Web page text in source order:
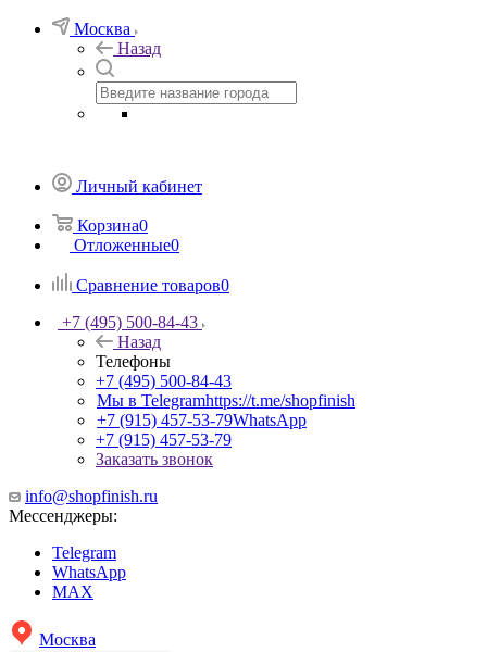
Москва
Назад
Личный кабинет
Корзина0
Отложенные0
Сравнение товаров0
+7 (495) 500-84-43
Назад
Телефоны
+7 (495) 500-84-43
Мы в Telegramhttps://t.me/shopfinish
+7 (915) 457-53-79WhatsApp
+7 (915) 457-53-79
Заказать звонок
info@shopfinish.ru
Мессенджеры:
Telegram
WhatsApp
MAX
Москва